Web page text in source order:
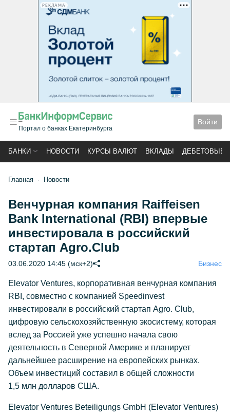
РЕКЛАМА
Портал о банках Екатеринбурга
Войти
БАНКИ НОВОСТИ КУРСЫ ВАЛЮТ ВКЛАДЫ ДЕБЕТОВЫЕ
Главная Новости
Венчурная компания Raiffeisen
Bank International (RBI) впервые
инвестировала в российский
стартап Agro.Club
03.06.2020 14:45 (мск+2) Бизнес
Elevator Ventures, корпоративная венчурная компания
RBI, совместно с компанией Speedinvest
инвестировали в российский стартап Agro. Club,
цифровую сельскохозяйственную экосистему, которая
вслед за Россией уже успешно начала свою
деятельность в Северной Америке и планирует
дальнейшее расширение на европейских рынках.
Объем инвестиций составил в общей сложности
1,5 млн долларов США.
Elevator Ventures Beteiligungs GmbH (Elevator Ventures)